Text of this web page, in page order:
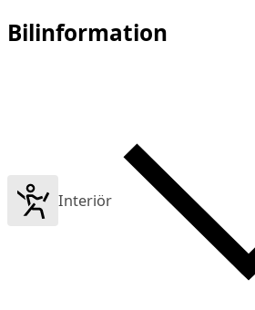
Bilinformation
Interiör